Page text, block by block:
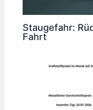
Staugefahr:
Fahrt